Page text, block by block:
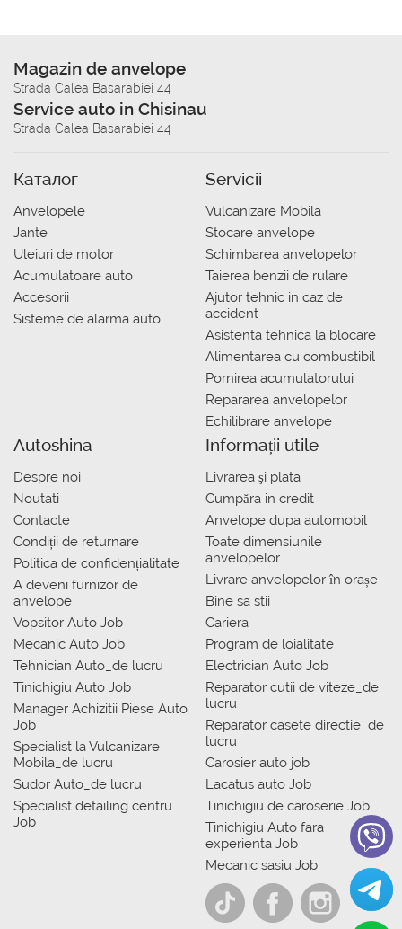
Magazin de anvelope
Strada Calea Basarabiei 44
Service auto in Chisinau
Strada Calea Basarabiei 44
Каталог
Anvelopele
Jante
Uleiuri de motor
Acumulatoare auto
Accesorii
Sisteme de alarma auto
Servicii
Vulcanizare Mobila
Stocare anvelope
Schimbarea anvelopelor
Taierea benzii de rulare
Ajutor tehnic in caz de
accident
Asistenta tehnica la blocare
Alimentarea cu combustibil
Pornirea acumulatorului
Repararea anvelopelor
Echilibrare anvelope
Autoshina
Despre noi
Noutati
Contacte
Condiții de returnare
Politica de confidențialitate
A deveni furnizor de
anvelope
Vopsitor Auto Job
Mecanic Auto Job
Tehnician Auto_de lucru
Tinichigiu Auto Job
Manager Achizitii Piese Auto
Job
Specialist la Vulcanizare
Mobila_de lucru
Sudor Auto_de lucru
Specialist detailing centru
Job
Informații utile
Livrarea şi plata
Сumpăra in credit
Anvelope dupa automobil
Toate dimensiunile
anvelopelor
Livrare anvelopelor în orașe
Bine sa stii
Cariera
Program de loialitate
Electrician Auto Job
Reparator cutii de viteze_de
lucru
Reparator casete directie_de
lucru
Carosier auto job
Lacatus auto Job
Tinichigiu de caroserie Job
Tinichigiu Auto fara
experienta Job
Mecanic sasiu Job